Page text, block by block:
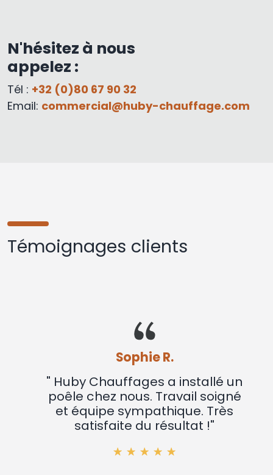
N'hésitez à nous
appelez :
Tél : +32 (0)80 67 90 32
Email: commercial@huby-chauffage.com
Témoignages clients
Sophie R.
" Huby Chauffages a installé un
poêle chez nous. Travail soigné
et équipe sympathique. Très
satisfaite du résultat !"